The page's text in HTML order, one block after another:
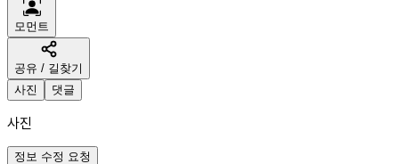
모먼트
공유 / 길찾기
사진
댓글
사진
정보 수정 요청